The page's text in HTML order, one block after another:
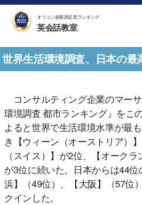
オリコン顧客満足度ランキング
英会話教室
世界生活環境調査、日本の最
コンサルティング企業のマー
環境調査 都市ランキング』をこ
よると世界で生活環境水準が最
き【ウィーン（オーストリア）
（スイス）】が2位、【オーク
が3位に続いた。日本からは44
浜】（49位）、【大阪】（57位
クインした。